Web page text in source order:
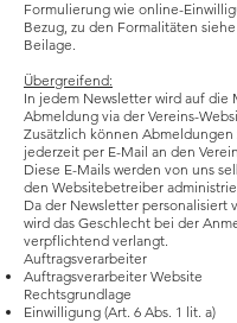
Formulierung wie online-
Bezug, zu den Formalitäten
Beilage.
Übergreifend:
In jedem Newsletter wird auf die
Abmeldung via der Vereins-
Zusätzlich können
jederzeit per E-Mail an den
Diese E-Mails werden von uns
den Websitebetreiber
Da der Newsletter personalisiert
wird das Geschlecht bei der
verpflichtend verlangt.
Auftragsverarbeiter
Auftragsverarbeiter Website
Rechtsgrundlage
Einwilligung (Art. 6 Abs. 1 lit. a)